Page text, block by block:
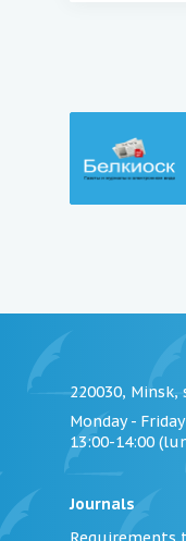
220030, Minsk,
Monday - Friday
13:00-14:00
Journals